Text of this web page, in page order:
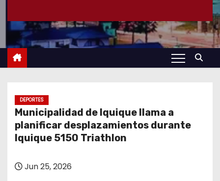
DEPORTES
Municipalidad de Iquique llama a
planificar desplazamientos durante
Iquique 5150 Triathlon
Jun 25, 2026